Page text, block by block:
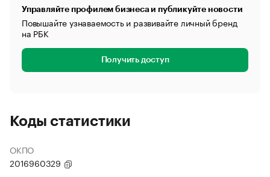
Управляйте профилем бизнеса и публикуйте новости
Повышайте узнаваемость и развивайте личный бренд
на РБК
Получить доступ
Коды статистики
ОКПО
2016960329